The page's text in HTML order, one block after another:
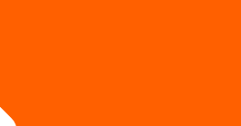
informateur
benoemt in het Kamerdebat
om de mogelijkheden te